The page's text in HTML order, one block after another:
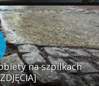
na szpilkach